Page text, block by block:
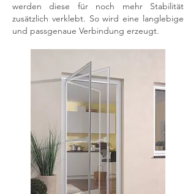
werden diese für noch mehr Stabilität
zusätzlich verklebt. So wird eine langlebige
und passgenaue Verbindung erzeugt.